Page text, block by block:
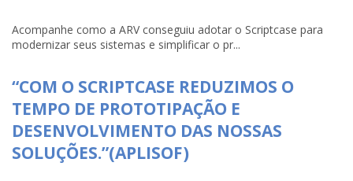
Acompanhe como a ARV conseguiu adotar o Scriptcase para
modernizar seus sistemas e simplificar o pr...
“COM O SCRIPTCASE REDUZIMOS O
TEMPO DE PROTOTIPAÇÃO E
DESENVOLVIMENTO DAS NOSSAS
SOLUÇÕES.”(APLISOF)